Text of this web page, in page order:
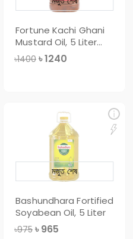
Fortune Kachi Ghani
Mustard Oil, 5 Liter
(Premium)
৳1400 ৳1240
Bashundhara Fortified
Soyabean Oil, 5 Liter
৳975 ৳ 965
মজুত শেষ